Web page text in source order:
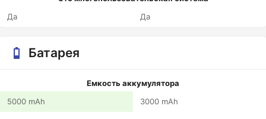
Да
Да
Батарея
Емкость аккумулятора
5000 mAh
3000 mAh